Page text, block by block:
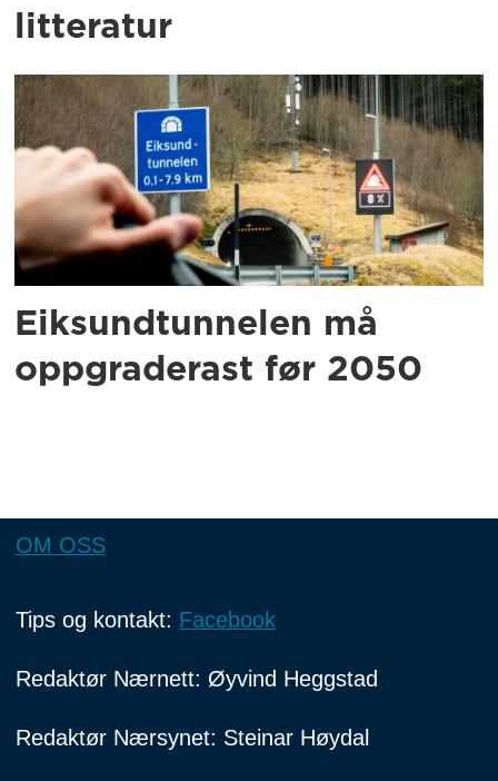
litteratur
Eiksundtunnelen må
oppgraderast før 2050
OM OSS
Tips og kontakt: Facebook
Redaktør Nærnett: Øyvind Heggstad
Redaktør Nærsynet: Steinar Høydal